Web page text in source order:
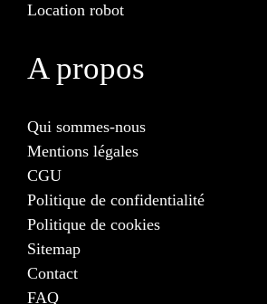
Location robot
A propos
Qui sommes-nous
Mentions légales
CGU
Politique de confidentialité
Politique de cookies
Sitemap
Contact
FAQ